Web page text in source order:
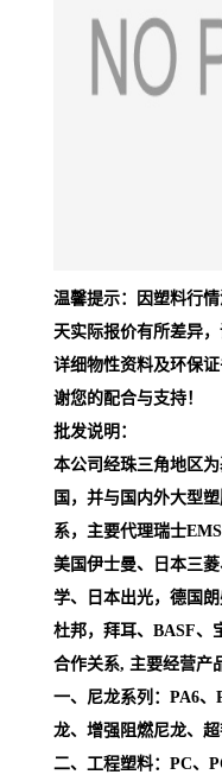
温馨提示：因塑料行
天实际报价有所差异
详细物性资料及环保
谢您的配合与支持！
批发说明：
本公司经珠三角地区
国，并与国内外大型
系，主要代理瑞士
美国伊士曼、日本三
学、日本出光，德国
杜邦，拜耳、BASF、
合作关系, 主要经营产
一、尼龙系列：PA6
龙、增强阻燃尼龙、
二、工程塑料：PC、